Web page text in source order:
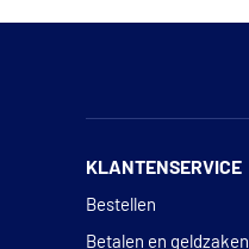
KLANTENSERVICE
Bestellen
Betalen en geldzaken